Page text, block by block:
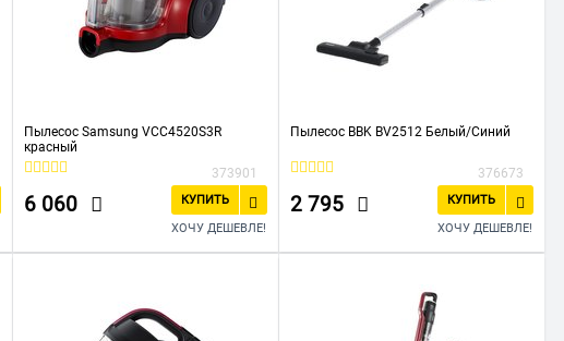
Пылесос Samsung VCC4520S3R
красный
373901
6 060
КУПИТЬ
ХОЧУ ДЕШЕВЛЕ!
Пылесос BBK BV2512 Белый/Синий
376673
2 795
КУПИТЬ
ХОЧУ ДЕШЕВЛЕ!